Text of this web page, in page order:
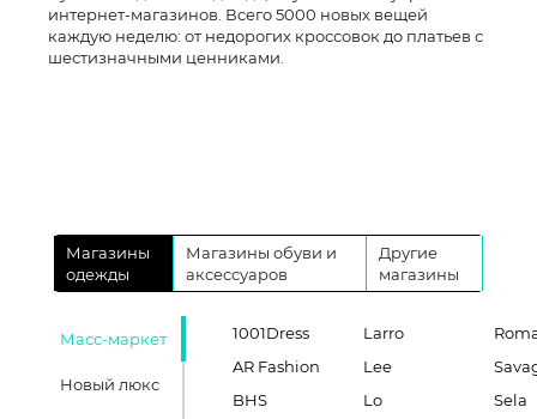
интернет-магазинов. Всего 5000 новых вещей
каждую неделю: от недорогих кроссовок до платьев с
шестизначными ценниками.
Магазины
одежды
Магазины обуви и
аксессуаров
Другие
магазины
Масс-маркет
Новый люкс
1001Dress
AR Fashion
BHS
Larro
Lee
Lo
Sela